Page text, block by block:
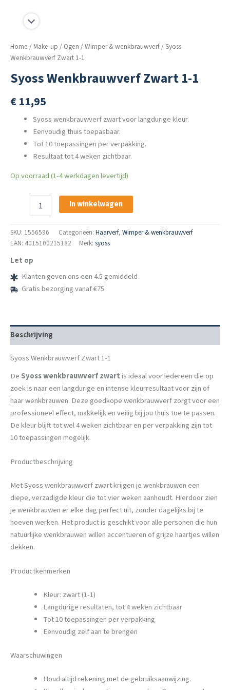
Home / Make-up / Ogen /Wimper & wenkbrauwverf/ Syoss
Wenkbrauwverf Zwart 1-1
Syoss Wenkbrauwverf Zwart 1-1
€11,95
Syoss wenkbrauwverf zwart voor langdurige kleur.
Eenvoudig thuis toepasbaar.
Tot 10 toepassingen per verpakking.
Resultaat tot 4 weken zichtbaar.
Op voorraad (1-4 werkdagen levertijd)
Wenkbrauwverf
1-
1
In winkelwagen
SKU: 1556596 Categorieën: Haarverf, Wimper & wenkbrauwverf
EAN: 4015100215182
Merk: syoss
Let op
Klanten geven ons een 4.5 gemiddeld
Gratis bezorging vanaf €75
Beschrijving
Syoss Wenkbrauwverf Zwart 1-1
De Syoss wenkbrauwverf zwartis ideaal voor iedereen die op
zoek is naar een langdurige en intense kleurresultaat voor zijn of
haar wenkbrauwen. Deze goedkope wenkbrauwverf zorgt voor een
professioneel effect, makkelijk en veilig bij jou thuis toe te passen.
De kleur blijft tot wel 4 weken zichtbaar en per verpakking zijn tot
10 toepassingen mogelijk.
Productbeschrijving
Met Syoss wenkbrauwverf zwart krijgen je wenkbrauwen een
diepe, verzadigde kleur die tot vier weken aanhoudt. Hierdoor zien
je wenkbrauwen er elke dag perfect uit, zonder dagelijks bij te
hoeven werken. Het product is geschikt voor alle personen die hun
natuurlijke wenkbrauwen willen accentueren of grijze haartjes willen
dekken.
Productkenmerken
Kleur: zwart (1-1)
Langdurige resultaten, tot 4 weken zichtbaar
Tot 10 toepassingen per verpakking
Eenvoudig zelf aan te brengen
Waarschuwingen
Houd altijd rekening met de gebruiksaanwijzing.